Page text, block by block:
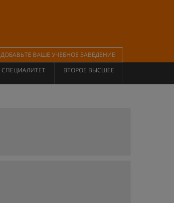
ДОБАВЬТЕ ВАШЕ УЧЕБНОЕ ЗАВЕДЕНИЕ
СПЕЦИАЛИТЕТ ВТОРОЕ ВЫСШЕЕ